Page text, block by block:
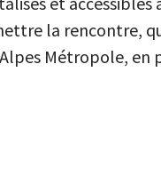
la rencontre,
Métropole, en